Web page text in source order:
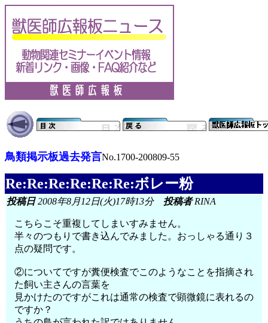
鳥類掲示板過去発言No.1700-200809-55
Re:Re:Re:Re:Re:Re:ボレー粉
投稿日2008年8月12日(火)17時13分 投稿者RINA
こちらこそ重複してしまいすみません。
半々のつもりで書き込んでみました。おっしゃる通り３
点の疑問です。
②についてですが糞便検査でこのようなことを指摘され
た飼い主さんの言葉を
見かけたのですがこれは通常の検査で顕微鏡に表れるの
ですか？